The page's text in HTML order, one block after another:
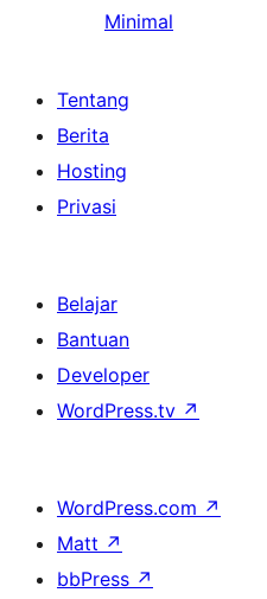
Minimal
Tentang
Berita
Hosting
Privasi
Belajar
Bantuan
Developer
WordPress.tv ↗
WordPress.com ↗
Matt ↗
bbPress ↗